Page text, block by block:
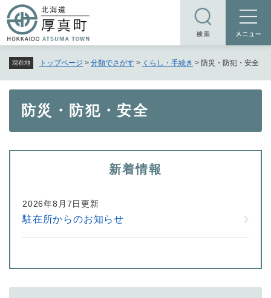
ー
ジ
頭
で
現在地 トップページ > 分類でさがす > くらし・手続き > 防災・防犯・安全
防災・防犯・安全
新着情報
2026年8月7日更新
駐在所からのお知らせ